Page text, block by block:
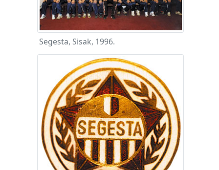
Segesta, Sisak, 1996.